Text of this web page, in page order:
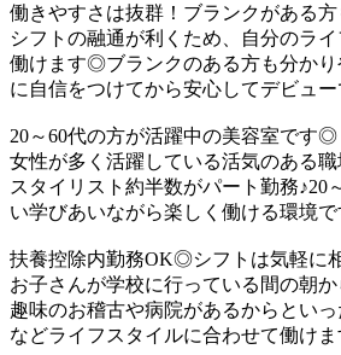
働きやすさは抜群！ブランクがある方
シフトの融通が利くため、自分のラ
働けます◎ブランクのある方も分か
に自信をつけてから安心してデビュ
20～60代の方が活躍中の美容室です◎
女性が多く活躍している活気のある
スタイリスト約半数がパート勤務♪20
い学びあいながら楽しく働ける環境で
扶養控除内勤務OK◎シフトは気軽に
お子さんが学校に行っている間の朝
趣味のお稽古や病院があるからといっ
などライフスタイルに合わせて働け